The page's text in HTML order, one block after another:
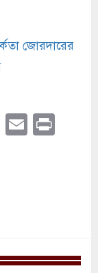
জোরদারের
Viber
Email